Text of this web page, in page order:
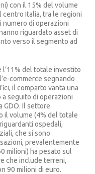
con il 15% del volume
Italia, tra le regioni
numero di operazioni
riguardato asset di
verso il segmento ad
l’11% del totale investito
commerce segnando
il comparto vanta una
seguito di operazioni
GDO. Il settore
il volume (4% del totale
ospedali,
che si sono
prevalentemente
milioni) ha pesato sul
che include terreni,
90 milioni di euro.